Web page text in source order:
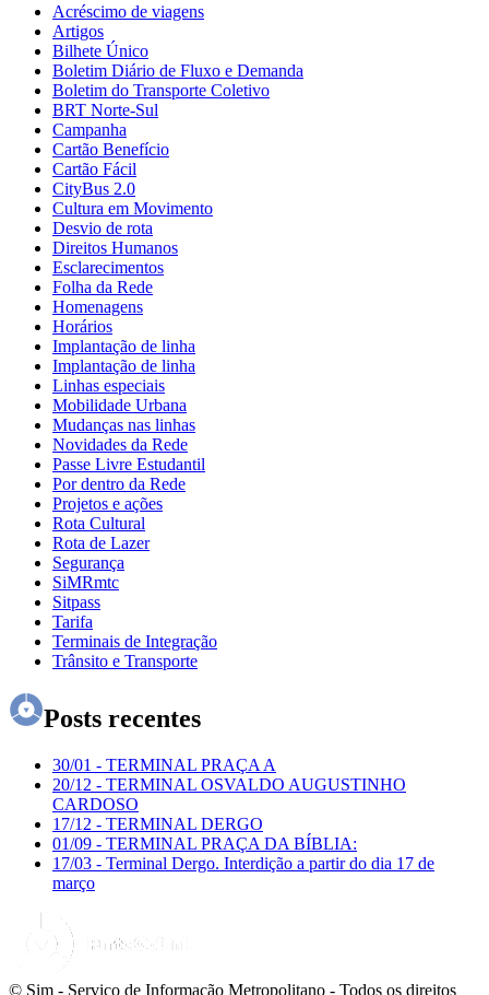
Acréscimo de viagens
Artigos
Bilhete Único
Boletim Diário de Fluxo e Demanda
Boletim do Transporte Coletivo
BRT Norte-Sul
Campanha
Cartão Benefício
Cartão Fácil
CityBus 2.0
Cultura em Movimento
Desvio de rota
Direitos Humanos
Esclarecimentos
Folha da Rede
Homenagens
Horários
Implantação de linha
Implantação de linha
Linhas especiais
Mobilidade Urbana
Mudanças nas linhas
Novidades da Rede
Passe Livre Estudantil
Por dentro da Rede
Projetos e ações
Rota Cultural
Rota de Lazer
Segurança
SiMRmtc
Sitpass
Tarifa
Terminais de Integração
Trânsito e Transporte
Posts recentes
30/01 - TERMINAL PRAÇA A
20/12 - TERMINAL OSVALDO AUGUSTINHO
CARDOSO
17/12 - TERMINAL DERGO
01/09 - TERMINAL PRAÇA DA BÍBLIA:
17/03 - Terminal Dergo. Interdição a partir do dia 17 de
março
© Sim - Serviço de Informação Metropolitano - Todos os direitos